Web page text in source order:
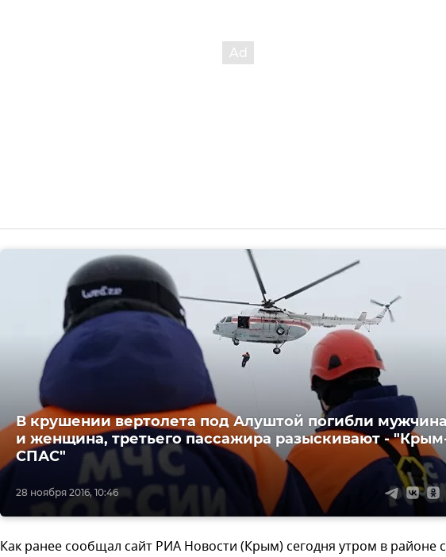
28 ноября 2016, 10:46
В крушении вертолета под Алуштой погибли
и женщина, третьего пассажира разыскивают -
СПАС"
Как ранее сообщал сайт РИА Новости (Крым) сегодня утром в районе